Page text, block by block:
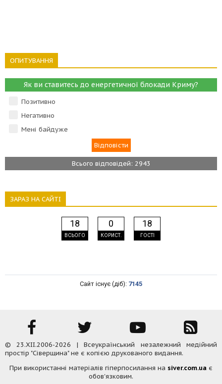
ОПИТУВАННЯ
Як ви ставитесь до енергетичної блокади Криму?
Позитивно
Негативно
Мені байдуже
Всього відповідей: 2943
ЗАРАЗ НА САЙТІ
18
ВСЬОГО
0
КОРИСТ.
18
ГОСТІ
Сайт існує (діб): 7145
© 23.XII.2006-2026 | Всеукраїнський незалежний медійний
простір "Сіверщина" не є копією друкованого видання.
При використанні матеріалів гіперпосилання на siver.com.ua є
обов'язковим.